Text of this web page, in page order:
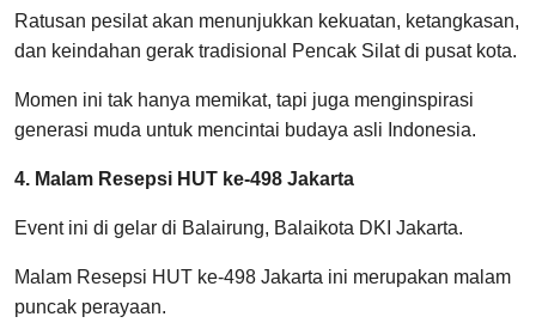
Ratusan pesilat akan menunjukkan kekuatan, ketangkasan,
dan keindahan gerak tradisional Pencak Silat di pusat kota.
Momen ini tak hanya memikat, tapi juga menginspirasi
generasi muda untuk mencintai budaya asli Indonesia.
4. Malam Resepsi HUT ke-498 Jakarta
Event ini di gelar di Balairung, Balaikota DKI Jakarta.
Malam Resepsi HUT ke-498 Jakarta ini merupakan malam
puncak perayaan.